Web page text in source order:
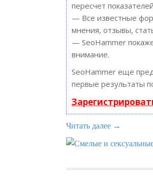
пересчет
— Все известные
мнения, отзывы,
— SeoHammer
внимание.
SeoHammer еще
первые результаты
Читать далее →